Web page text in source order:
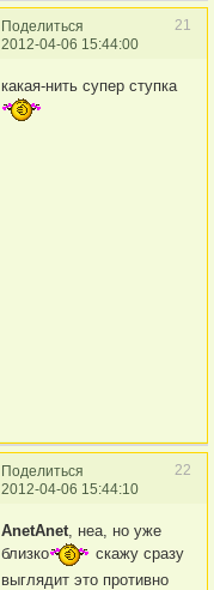
Поделиться
21
2012-04-06 15:44:00
какая-нить супер ступка
Поделиться
22
2012-04-06 15:44:10
AnetAnet, неа, но уже
близко
скажу сразу
выглядит это противно